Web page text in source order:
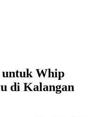
Whip
di Kalangan